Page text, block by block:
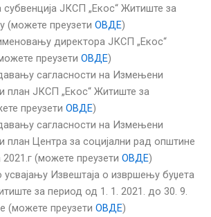
ЈКСП „Екос“ Житиште за
(можете преузети ОВДЕ)
директора ЈКСП „Екос“
преузети ОВДЕ)
сагласности на Измењени
план ЈКСП „Екос“ Житиште за
преузети ОВДЕ)
сагласности на Измењени
план Центра за социјални рад општине
(можете преузети ОВДЕ)
Извештаја о извршењу буџета
за период од 1. 1. 2021. до 30. 9.
(можете преузети ОВДЕ)